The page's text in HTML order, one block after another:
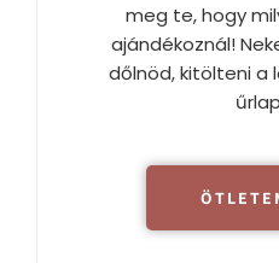
meg te, hogy
ajándékoznál!
dőlnöd, kitölteni